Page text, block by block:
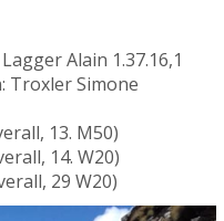
Alain 1.37.16,1
Troxler Simone
13. M50)
14. W20)
29 W20)